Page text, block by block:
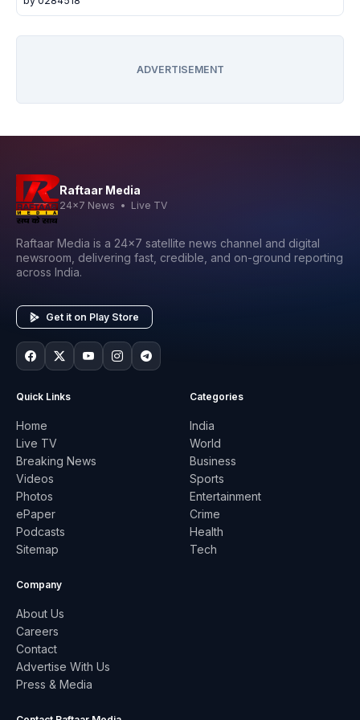
ADVERTISEMENT
Raftaar Media
24x7 News • Live TV
Raftaar Media is a 24x7 satellite news channel and digital
newsroom, delivering fast, credible, and on-ground reporting
across India.
Get it on Play Store
Quick Links
Home
Live TV
Breaking News
Videos
Photos
ePaper
Podcasts
Sitemap
Categories
India
World
Business
Sports
Entertainment
Crime
Health
Tech
Company
About Us
Careers
Contact
Advertise With Us
Press & Media